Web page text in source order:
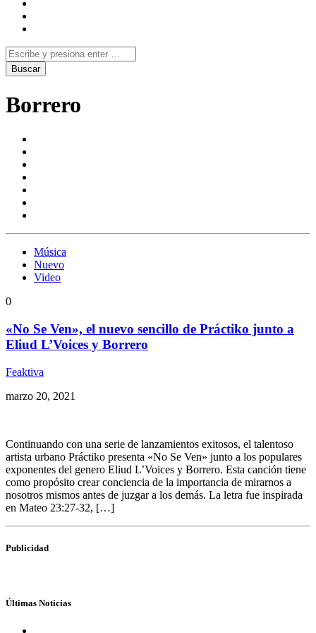
Borrero
Música
Nuevo
Video
0
«No Se Ven», el nuevo sencillo de Práctiko junto a
Eliud L’Voices y Borrero
Feaktiva
marzo 20, 2021
Continuando con una serie de lanzamientos exitosos, el talentoso
artista urbano Práctiko presenta «No Se Ven» junto a los populares
exponentes del genero Eliud L’Voices y Borrero. Esta canción tiene
como propósito crear conciencia de la importancia de mirarnos a
nosotros mismos antes de juzgar a los demás. La letra fue inspirada
en Mateo 23:27-32, […]
Publicidad
Últimas Noticias